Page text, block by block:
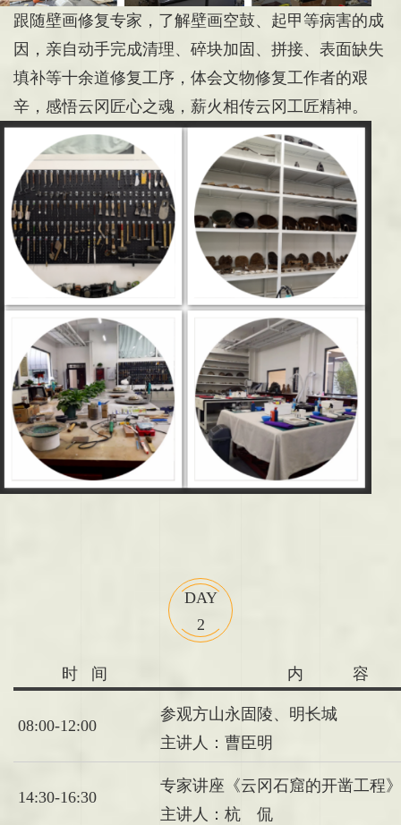
跟随壁画修复专家，了解壁画空鼓、起甲等病害的成
因，亲自动手完成清理、碎块加固、拼接、表面缺失
填补等十余道修复工序，体会文物修复工作者的艰
辛，感悟云冈匠心之魂，薪火相传云冈工匠精神。
DAY
2
时 间 内 容
08:00-12:00
参观方山永固陵、明长城
主讲人：曹臣明
14:30-16:30
专家讲座《云冈石窟的开凿工程》
主讲人：杭 侃